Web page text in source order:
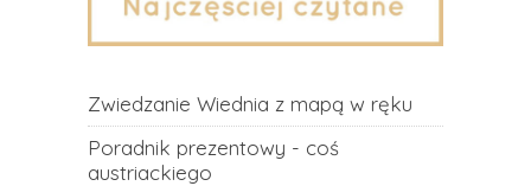
Zwiedzanie Wiednia z mapą w ręku
Poradnik prezentowy - coś
austriackiego